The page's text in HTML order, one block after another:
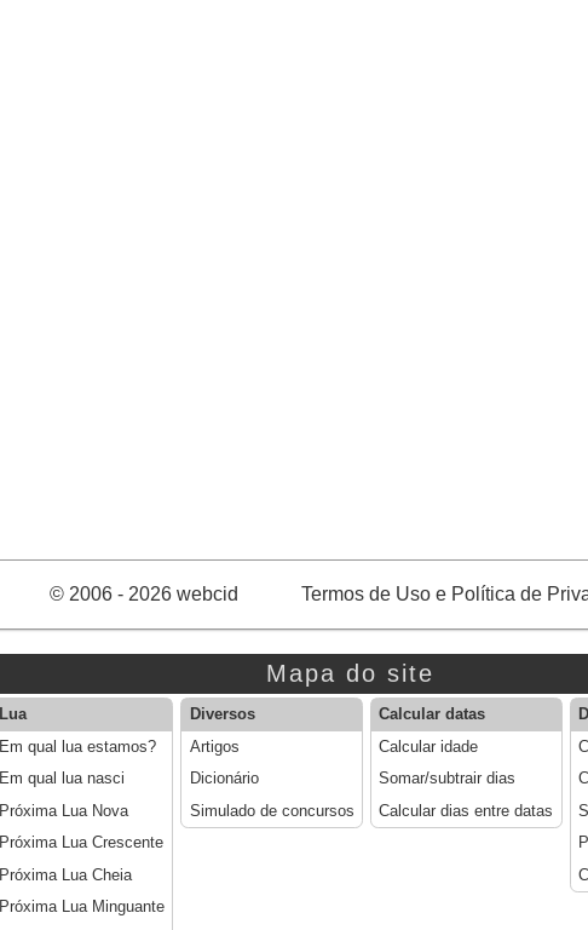
© 2006 - 2026 webcid Termos de Uso e Política de
Mapa do site
Lua
Em qual lua estamos?
Em qual lua nasci
Próxima Lua Nova
Próxima Lua Crescente
Próxima Lua Cheia
Próxima Lua Minguante
Diversos
Artigos
Dicionário
Simulado de concursos
Calcular datas
Calcular idade
Somar/subtrair dias
Calcular dias entre datas